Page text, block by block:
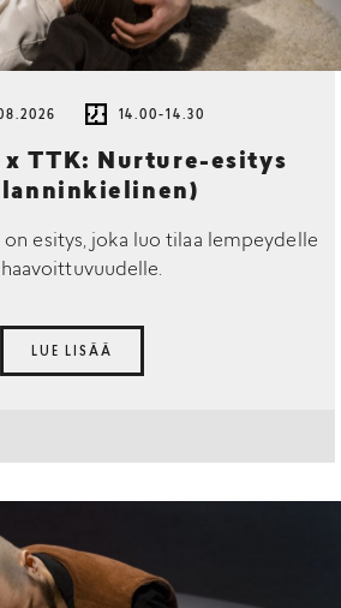
14.00-14.30
x TTK: Nurture-esitys
on esitys, joka luo tilaa lempeydelle
LUE LISÄÄ